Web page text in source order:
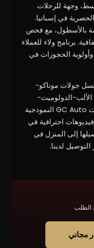
وجهة للرحلات
في إسبانيا.
بالأسطول، مع فحص
برنامج ولاء للعملاء
الحجوزات في
جولات موناكو-
الألب-الدولوميت-
البحيرات. تشمل تجربة تأجير سيارات GC Auto النموذجية
احترافية في
إلى المنزل في
لدينا.
الطلب
مجاني